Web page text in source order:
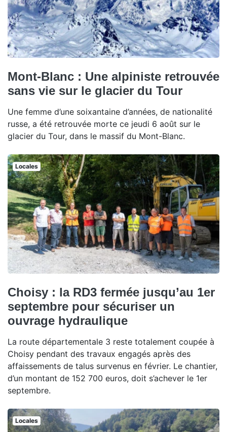
Mont-Blanc : Une alpiniste retrouvée
sans vie sur le glacier du Tour
Une femme d’une soixantaine d’années, de nationalité
russe, a été retrouvée morte ce jeudi 6 août sur le
glacier du Tour, dans le massif du Mont-Blanc.
Locales
Choisy : la RD3 fermée jusqu’au 1er
septembre pour sécuriser un
ouvrage hydraulique
La route départementale 3 reste totalement coupée à
Choisy pendant des travaux engagés après des
affaissements de talus survenus en février. Le chantier,
d’un montant de 152 700 euros, doit s’achever le 1er
septembre.
Locales